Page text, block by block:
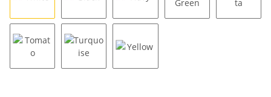
White Black Navy